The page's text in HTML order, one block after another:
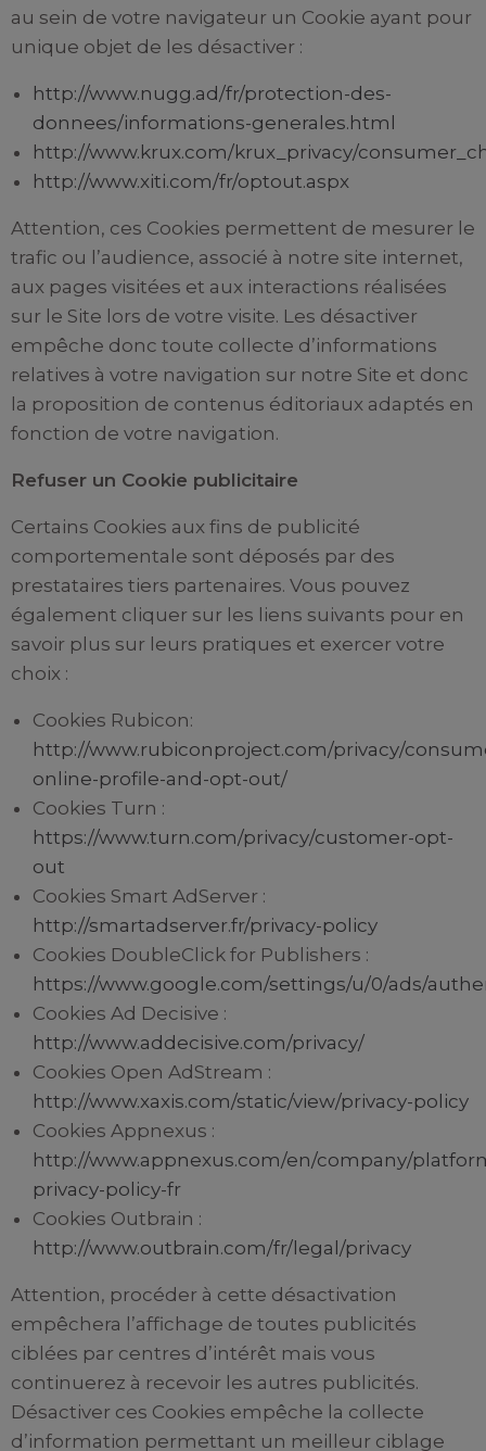
au sein de votre navigateur un Cookie ayant pour
unique objet de les désactiver :
http://www.nugg.ad/fr/protection-des-
donnees/informations-generales.html
http://www.krux.com/krux_privacy/
http://www.xiti.com/fr/optout.aspx
Attention, ces Cookies permettent de mesurer le
trafic ou l’audience, associé à notre site internet,
aux pages visitées et aux interactions réalisées
sur le Site lors de votre visite. Les désactiver
empêche donc toute collecte d’informations
relatives à votre navigation sur notre Site et donc
la proposition de contenus éditoriaux adaptés en
fonction de votre navigation.
Refuser un Cookie publicitaire
Certains Cookies aux fins de publicité
comportementale sont déposés par des
prestataires tiers partenaires. Vous pouvez
également cliquer sur les liens suivants pour en
savoir plus sur leurs pratiques et exercer votre
choix :
Cookies Rubicon:
http://www.rubiconproject.com/privacy/
online-profile-and-opt-out/
Cookies Turn :
https://www.turn.com/privacy/customer-opt-
out
Cookies Smart AdServer :
http://smartadserver.fr/privacy-policy
Cookies DoubleClick for Publishers :
https://www.google.com/settings/u/0/ads/
Cookies Ad Decisive :
http://www.addecisive.com/privacy/
Cookies Open AdStream :
http://www.xaxis.com/static/view/privacy-policy
Cookies Appnexus :
http://www.appnexus.com/en/company/
privacy-policy-fr
Cookies Outbrain :
http://www.outbrain.com/fr/legal/privacy
Attention, procéder à cette désactivation
empêchera l’affichage de toutes publicités
ciblées par centres d’intérêt mais vous
continuerez à recevoir les autres publicités.
Désactiver ces Cookies empêche la collecte
d’information permettant un meilleur ciblage